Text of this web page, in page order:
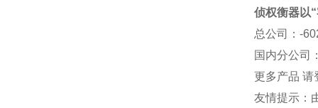
侦权衡器以
总公司
：-
国内分公司
更多产品 请
友情提示：